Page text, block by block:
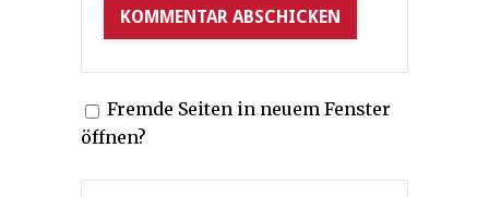
Fremde Seiten in neuem Fenster
öffnen?